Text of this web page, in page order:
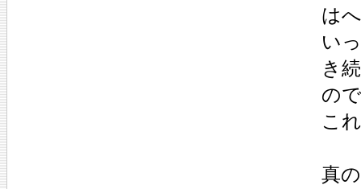
は
い
き
の
こ
真